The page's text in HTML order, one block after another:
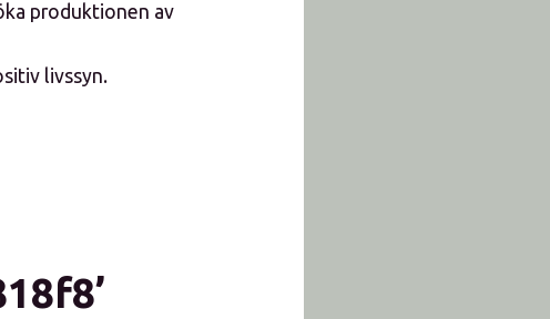
produktionen av
livssyn.